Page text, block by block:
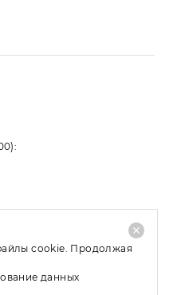
cookie. Продолжая
данных